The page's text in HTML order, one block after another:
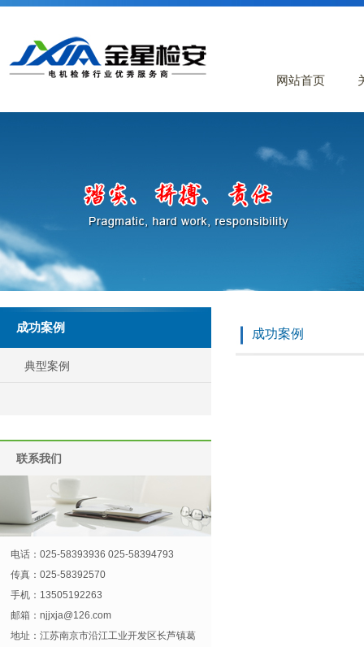
网站首页
成功案例
典型案例
联系我们
电话：025-58393936 025-58394793
传真：025-58392570
手机：13505192263
邮箱： njjxja@126.com
地址：江苏南京市沿江工业开发区长芦镇葛
成功案例